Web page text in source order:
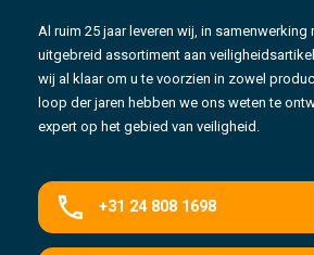
Al ruim 25 jaar leveren wij, in samenwerking
uitgebreid assortiment aan
wij al klaar om u te voorzien in zowel
loop der jaren hebben we ons weten te
expert op het gebied van veiligheid.
+31 24 808 1698